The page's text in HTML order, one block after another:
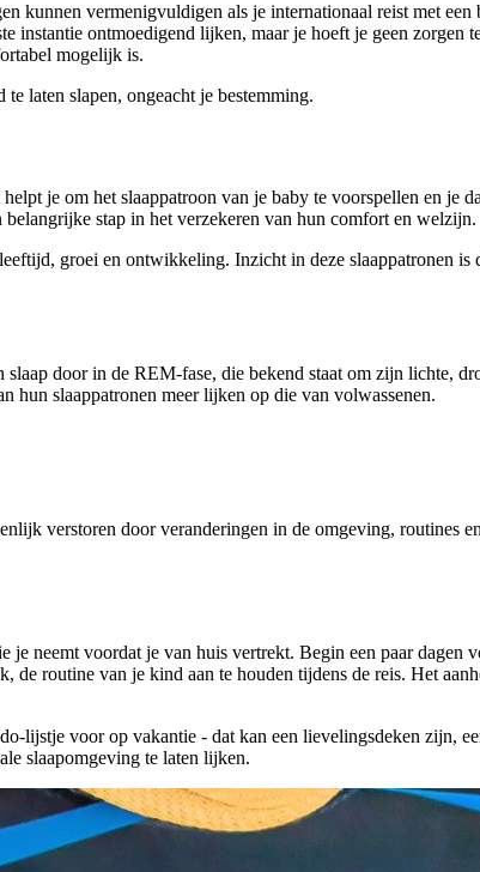
kunnen vermenigvuldigen als je internationaal reist met
ontmoedigend lijken, maar je hoeft je geen zorgen
mogelijk is.
laten slapen, ongeacht je bestemming.
je om het slaappatroon van je baby te voorspellen en je
stap in het verzekeren van hun comfort en welzijn.
groei en ontwikkeling. Inzicht in deze slaappatronen is
door in de REM-fase, die bekend staat om zijn lichte,
hun slaappatronen meer lijken op die van volwassenen.
verstoren door veranderingen in de omgeving, routines
neemt voordat je van huis vertrekt. Begin een paar dagen
routine van je kind aan te houden tijdens de reis. Het
lijstje voor op vakantie - dat kan een lievelingsdeken zijn,
slaapomgeving te laten lijken.